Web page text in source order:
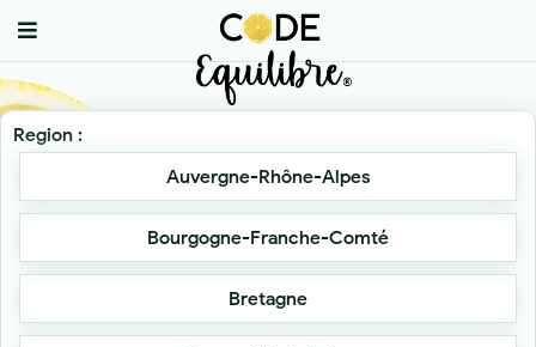
Region :
Auvergne-Rhône-Alpes
Bourgogne-Franche-Comté
Bretagne